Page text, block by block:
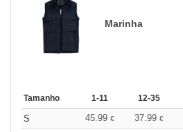
Marinha
Tamanho 1-11 12-35
S 45.99 € 37.99 €